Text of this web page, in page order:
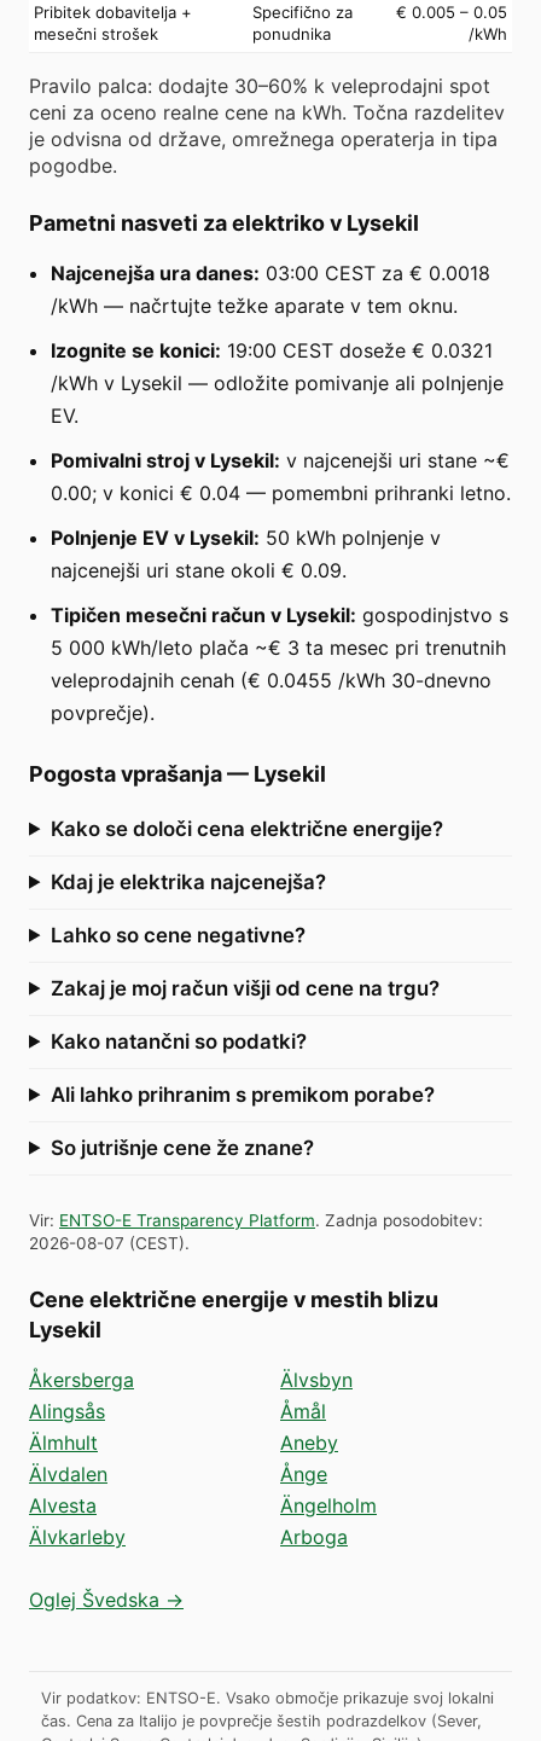
Pribitek dobavitelja +
mesečni strošek
Specifično za
ponudnika
€ 0.005 – 0.05
/kWh
Pravilo palca: dodajte 30–60% k veleprodajni spot
ceni za oceno realne cene na kWh. Točna razdelitev
je odvisna od države, omrežnega operaterja in tipa
pogodbe.
Pametni nasveti za elektriko v Lysekil
Najcenejša ura danes: 03:00 CEST za € 0.0018
/kWh — načrtujte težke aparate v tem oknu.
Izognite se konici: 19:00 CEST doseže € 0.0321
/kWh v Lysekil — odložite pomivanje ali polnjenje
EV.
Pomivalni stroj v Lysekil: v najcenejši uri stane ~€
0.00; v konici € 0.04 — pomembni prihranki letno.
Polnjenje EV v Lysekil: 50 kWh polnjenje v
najcenejši uri stane okoli € 0.09.
Tipičen mesečni račun v Lysekil: gospodinjstvo s
5 000 kWh/leto plača ~€ 3 ta mesec pri trenutnih
veleprodajnih cenah (€ 0.0455 /kWh 30-dnevno
povprečje).
Pogosta vprašanja— Lysekil
Kako se določi cena električne energije?
Kdaj je elektrika najcenejša?
Lahko so cene negativne?
Zakaj je moj račun višji od cene na trgu?
Kako natančni so podatki?
Ali lahko prihranim s premikom porabe?
So jutrišnje cene že znane?
Vir: ENTSO-E Transparency Platform. Zadnja posodobitev:
2026-08-07 (CEST).
Cene električne energije v mestih blizu
Lysekil
Åkersberga
Alingsås
Älmhult
Älvdalen
Alvesta
Älvkarleby
Älvsbyn
Åmål
Aneby
Ånge
Ängelholm
Arboga
Oglej Švedska →
Vir podatkov: ENTSO-E. Vsako območje prikazuje svoj lokalni
čas. Cena za Italijo je povprečje šestih podrazdelkov (Sever,